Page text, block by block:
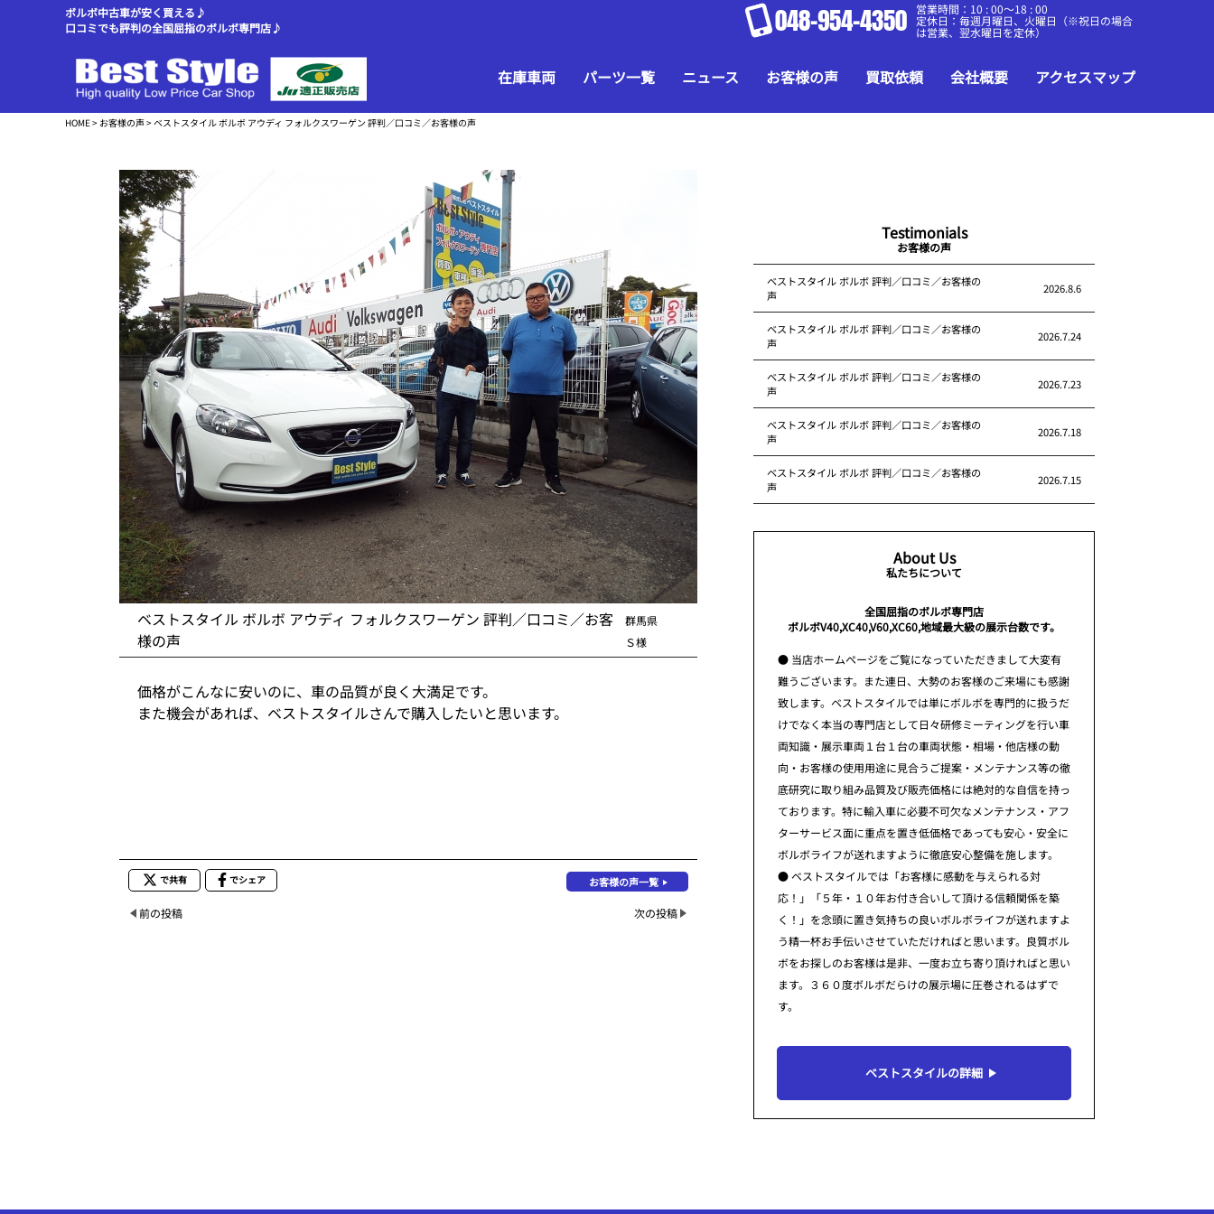
ボルボ中古車が安く買える♪
口コミでも評判の全国屈指のボルボ専門店♪
048-954-4350 営業時間：10 : 00～18 : 00
定休日：毎週月曜日、火曜日（※祝日の場合
は営業、翌水曜日を定休）
在庫車両 パーツ一覧 ニュース お客様の声 買取依頼 会社概要 アクセスマップ
HOME> お客様の声> ベストスタイル ボルボ アウディ フォルクスワーゲン 評判／口コミ／お客様の声
ベストスタイル ボルボ アウディ フォルクスワーゲン 評判／口コミ／お客
様の声
群馬県
Ｓ様
価格がこんなに安いのに、車の品質が良く大満足です。
また機会があれば、ベストスタイルさんで購入したいと思います。
で共有 でシェア お客様の声一覧
前の投稿 次の投稿
Testimonials
お客様の声
ベストスタイル ボルボ 評判／口コミ／お客様の
声
2026.8.6
ベストスタイル ボルボ 評判／口コミ／お客様の
声
2026.7.24
ベストスタイル ボルボ 評判／口コミ／お客様の
声
2026.7.23
ベストスタイル ボルボ 評判／口コミ／お客様の
声
2026.7.18
ベストスタイル ボルボ 評判／口コミ／お客様の
声
2026.7.15
About Us
私たちについて
全国屈指のボルボ専門店
ボルボV40,XC40,V60,XC60,地域最大級の展示台数です。
● 当店ホームページをご覧になっていただきまして大変有
難うございます。また連日、大勢のお客様のご来場にも感謝
致します。ベストスタイルでは単にボルボを専門的に扱うだ
けでなく本当の専門店として日々研修ミーティングを行い車
両知識・展示車両１台１台の車両状態・相場・他店様の動
向・お客様の使用用途に見合うご提案・メンテナンス等の徹
底研究に取り組み品質及び販売価格には絶対的な自信を持っ
ております。特に輸入車に必要不可欠なメンテナンス・アフ
ターサービス面に重点を置き低価格であっても安心・安全に
ボルボライフが送れますように徹底安心整備を施します。
● ベストスタイルでは「お客様に感動を与えられる対
応！」「５年・１０年お付き合いして頂ける信頼関係を築
く！」を念頭に置き気持ちの良いボルボライフが送れますよ
う精一杯お手伝いさせていただければと思います。良質ボル
ボをお探しのお客様は是非、一度お立ち寄り頂ければと思い
ます。３６０度ボルボだらけの展示場に圧巻されるはずで
す。
ベストスタイルの詳細